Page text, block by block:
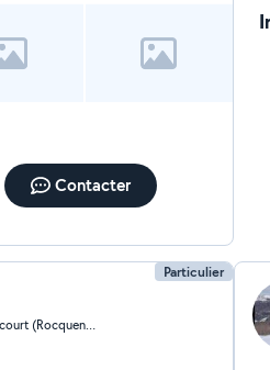
une prochaine fois ??
Contacter
Particulier
Le Chesnay-Rocquencourt (Rocquencourt)